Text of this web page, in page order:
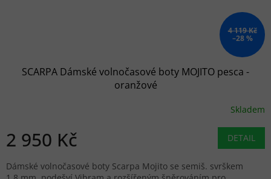
4 119 Kč
–28 %
SCARPA Dámské volnočasové boty MOJITO pesca -
oranžové
Skladem
2 950 Kč DETAIL
Dámské volnočasové boty Scarpa Mojito se semiš. svrškem